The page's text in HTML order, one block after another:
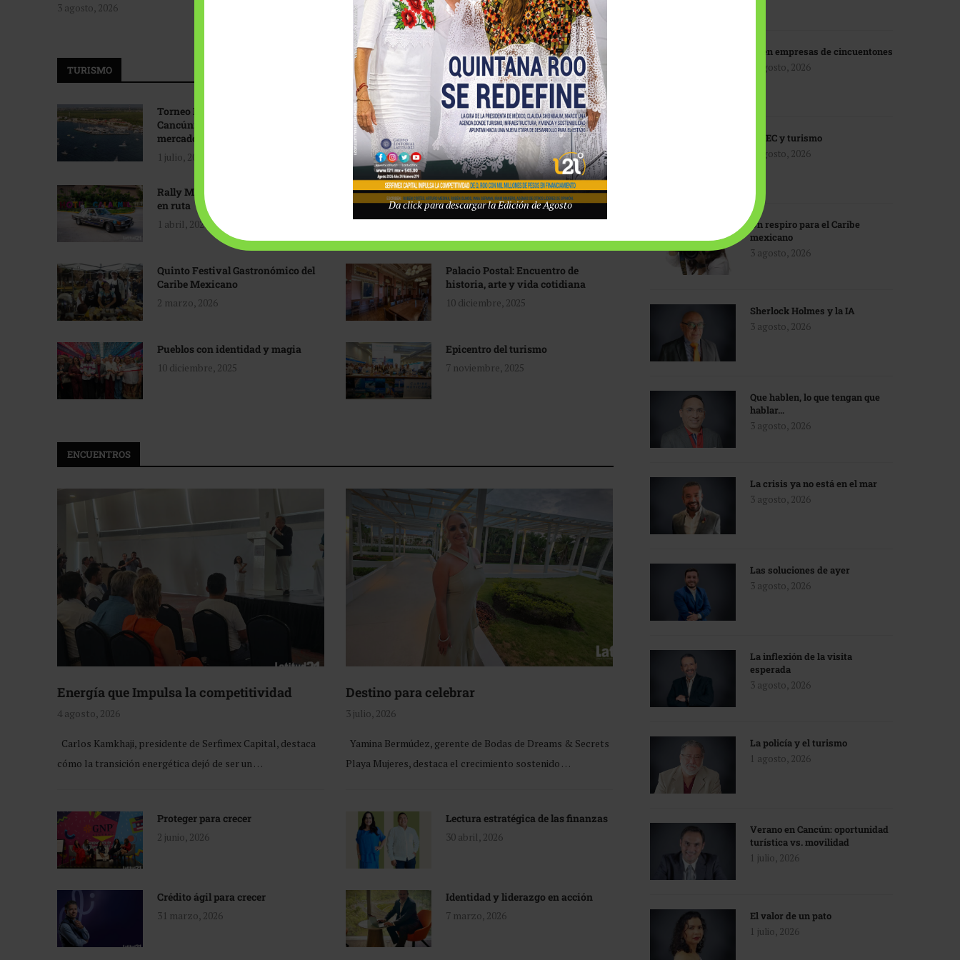
3 agosto, 2026
Tecnológico de Monterrey
3 agosto, 2026
TURISMO
Torneo Internacional de Pesca
Cancún: Navegando hacia nuevos
mercados
1 julio, 2026
Promoción turística con visión
1 abril, 2026
Rally Maya: Herencia automotriz
en ruta
1 abril, 2026
Industria global en
reconfiguración
31 marzo, 2026
Quinto Festival Gastronómico del
Caribe Mexicano
2 marzo, 2026
Palacio Postal: Encuentro de
historia, arte y vida cotidiana
10 diciembre, 2025
Pueblos con identidad y magia
10 diciembre, 2025
Epicentro del turismo
7 noviembre, 2025
ENCUENTROS
Energía que Impulsa la competitividad
4 agosto, 2026
Carlos Kamkhaji, presidente de Serfimex Capital, destaca
cómo la transición energética dejó de ser un …
Destino para celebrar
3 julio, 2026
Yamina Bermúdez, gerente de Bodas de Dreams & Secrets
Playa Mujeres, destaca el crecimiento sostenido …
Proteger para crecer
2 junio, 2026
Lectura estratégica de las finanzas
30 abril, 2026
Crédito ágil para crecer
31 marzo, 2026
Identidad y liderazgo en acción
7 marzo, 2026
IA en empresas de cincuentones
3 agosto, 2026
TMEC y turismo
3 agosto, 2026
Un respiro para el Caribe
mexicano
3 agosto, 2026
Sherlock Holmes y la IA
3 agosto, 2026
Que hablen, lo que tengan que
hablar…
3 agosto, 2026
La crisis ya no está en el mar
3 agosto, 2026
Las soluciones de ayer
3 agosto, 2026
La inflexión de la visita
esperada
3 agosto, 2026
La policía y el turismo
1 agosto, 2026
Verano en Cancún: oportunidad
turística vs. movilidad
1 julio, 2026
El valor de un pato
1 julio, 2026
Da click para descargar la Edición de Agosto